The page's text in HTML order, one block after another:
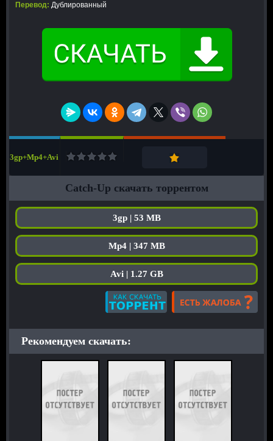
Перевод: Дублированный
3gp+Mp4+Avi
Catch-Up скачать торрентом
3gp | 53 MB
Mp4 | 347 MB
Avi | 1.27 GB
Рекомендуем скачать: